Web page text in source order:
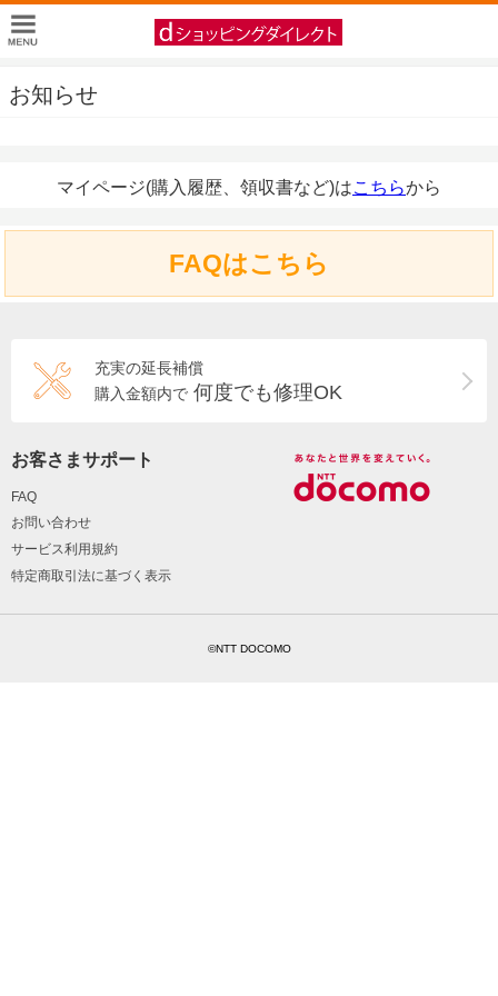
お知らせ
マイページ(購入履歴、領収書など)はこちらから
FAQはこちら
充実の延長補償
購入金額内で 何度でも修理OK
お客さまサポート
FAQ
お問い合わせ
サービス利用規約
特定商取引法に基づく表示
©NTT DOCOMO